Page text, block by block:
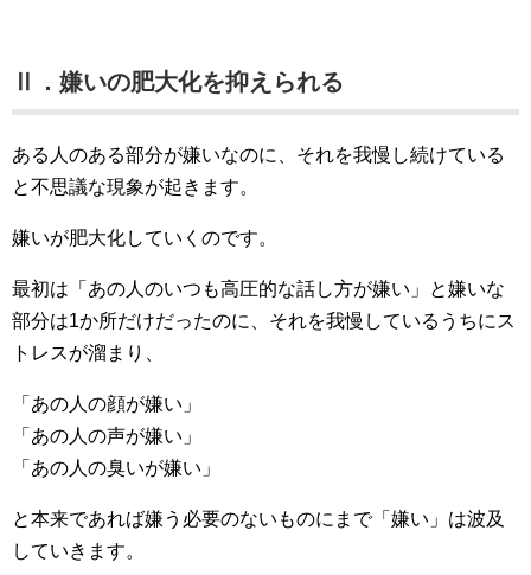
Ⅱ．嫌いの肥大化を抑えられる
ある人のある部分が嫌いなのに、それを我慢し続けている
と不思議な現象が起きます。
嫌いが肥大化していくのです。
最初は「あの人のいつも高圧的な話し方が嫌い」と嫌いな
部分は1か所だけだったのに、それを我慢しているうちにス
トレスが溜まり、
「あの人の顔が嫌い」
「あの人の声が嫌い」
「あの人の臭いが嫌い」
と本来であれば嫌う必要のないものにまで「嫌い」は波及
していきます。